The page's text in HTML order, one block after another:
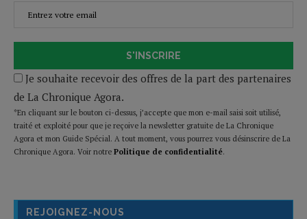
S'INSCRIRE
Je souhaite recevoir des offres de la part des partenaires
de La Chronique Agora.
*En cliquant sur le bouton ci-dessus, j’accepte que mon e-mail saisi soit utilisé,
traité et exploité pour que je reçoive la newsletter gratuite de La Chronique
Agora et mon Guide Spécial. A tout moment, vous pourrez vous désinscrire de La
Chronique Agora. Voir notre Politique de confidentialité.
REJOIGNEZ-NOUS